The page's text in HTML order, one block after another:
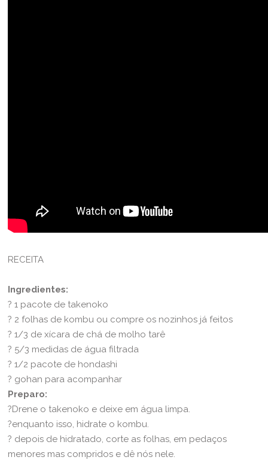
RECEITA
Ingredientes:
? 1 pacote de takenoko
? 2 folhas de kombu ou compre os nozinhos já feitos
? 1/3 de xícara de chá de molho tarê
? 5/3 medidas de água filtrada
? 1/2 pacote de hondashi
? gohan para acompanhar
Preparo:
?Drene o takenoko e deixe em água limpa.
?enquanto isso, hidrate o kombu.
? depois de hidratado, corte as folhas, em pedaços
menores mas compridos e dê nós nele.